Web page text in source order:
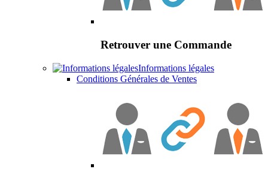
Retrouver une Commande
Informations légales
Conditions Générales de Ventes